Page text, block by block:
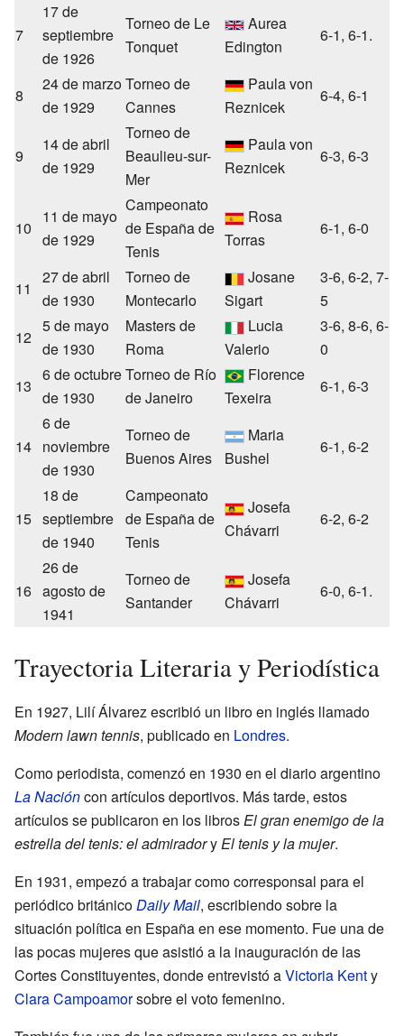
7
17 de
septiembre
de 1926
Torneo de Le
Tonquet
Aurea
Edington
6-1, 6-1.
8
24 de marzo
de 1929
Torneo de
Cannes
Paula von
Reznicek
6-4, 6-1
9
14 de abril
de 1929
Torneo de
Beaulieu-sur-
Mer
Paula von
Reznicek
6-3, 6-3
10
11 de mayo
de 1929
Campeonato
de España de
Tenis
Rosa
Torras
6-1, 6-0
11
27 de abril
de 1930
Torneo de
Montecarlo
Josane
Sigart
3-6, 6-2, 7-
5
12
5 de mayo
de 1930
Masters de
Roma
Lucia
Valerio
3-6, 8-6, 6-
0
13
6 de octubre
de 1930
Torneo de Río
de Janeiro
Florence
Texeira
6-1, 6-3
14
6 de
noviembre
de 1930
Torneo de
Buenos Aires
Maria
Bushel
6-1, 6-2
15
18 de
septiembre
de 1940
Campeonato
de España de
Tenis
Josefa
Chávarri
6-2, 6-2
16
26 de
agosto de
1941
Torneo de
Santander
Josefa
Chávarri
6-0, 6-1.
Trayectoria Literaria y Periodística
En 1927, Lilí Álvarez escribió un libro en inglés llamado
Modern lawn tennis, publicado en Londres.
Como periodista, comenzó en 1930 en el diario argentino
La Nacióncon artículos deportivos. Más tarde, estos
artículos se publicaron en los librosEl gran enemigo de la
estrella del tenis: el admiradoryEl tenis y la mujer.
En 1931, empezó a trabajar como corresponsal para el
periódico británicoDaily Mail, escribiendo sobre la
situación política en España en ese momento. Fue una de
las pocas mujeres que asistió a la inauguración de las
Cortes Constituyentes, donde entrevistó aVictoria Kenty
Clara Campoamorsobre el voto femenino.